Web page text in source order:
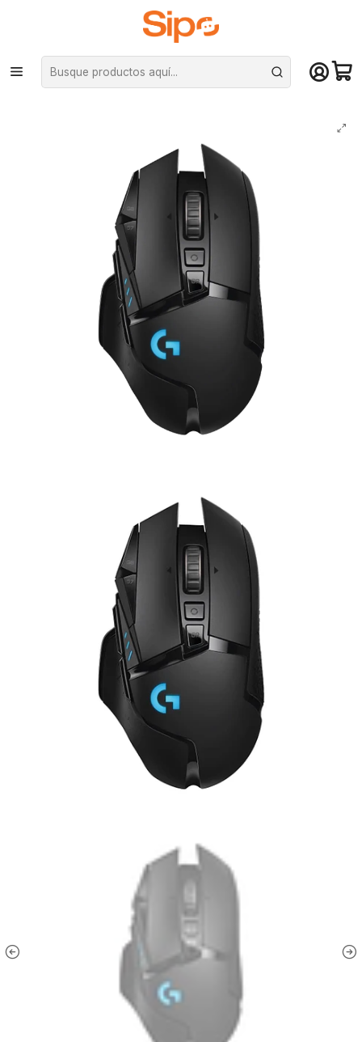
¡Compra hasta mediodía y recibe hoy! De lunes a sábado en el gran
Santiago. Envío gratis desde $29.990
Inicio Computación y Gamers Mouse
Mouse Logitech G502 Lightspeed, 25600dpi, RGB, 1ms, Bluetooth